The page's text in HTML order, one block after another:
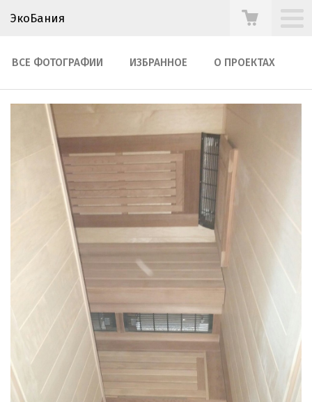
ЭкоБания
ВСЕ ФОТОГРАФИИ ИЗБРАННОЕ О ПРОЕКТАХ